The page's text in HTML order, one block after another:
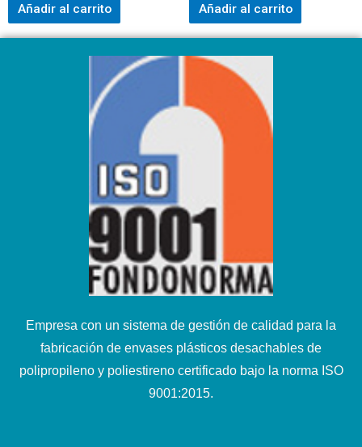
Añadir al carrito Añadir al carrito
Empresa con un sistema de gestión de calidad para la
fabricación de envases plásticos desachables de
polipropileno y poliestireno certificado bajo la norma ISO
9001:2015.